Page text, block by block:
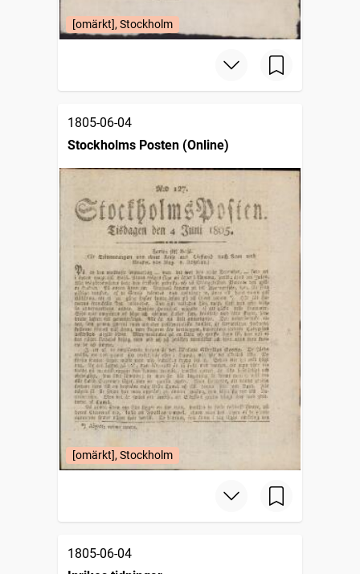
[omärkt], Stockholm
1805-06-04
Stockholms Posten (Online)
[omärkt], Stockholm
1805-06-04